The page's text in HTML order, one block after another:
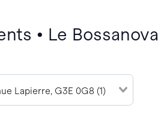
• Le Bossanova
Lapierre, G3E 0G8 (1)